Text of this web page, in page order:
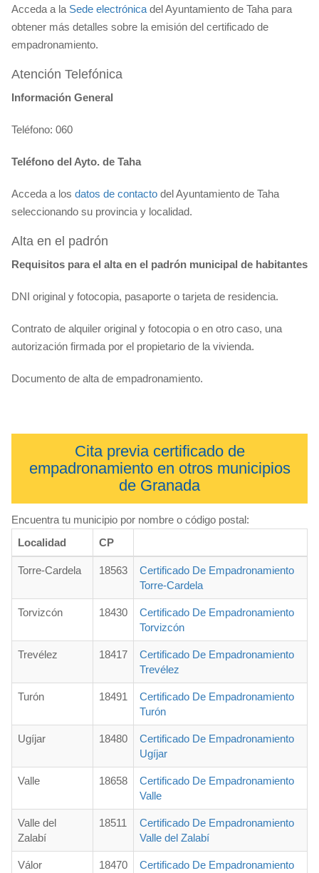
Acceda a la Sede electrónica del Ayuntamiento de Taha para
obtener más detalles sobre la emisión del certificado de
empadronamiento.
Atención Telefónica
Información General
Teléfono: 060
Teléfono del Ayto. de Taha
Acceda a los datos de contacto del Ayuntamiento de Taha
seleccionando su provincia y localidad.
Alta en el padrón
Requisitos para el alta en el padrón municipal de habitantes
DNI original y fotocopia, pasaporte o tarjeta de residencia.
Contrato de alquiler original y fotocopia o en otro caso, una
autorización firmada por el propietario de la vivienda.
Documento de alta de empadronamiento.
Cita previa certificado de
empadronamiento en otros municipios
de Granada
Encuentra tu municipio por nombre o código postal:
Localidad
CP
Torre-Cardela 18563
Certificado De Empadronamiento
Torre-Cardela
Torvizcón 18430
Certificado De Empadronamiento
Torvizcón
Trevélez 18417
Certificado De Empadronamiento
Trevélez
Turón 18491
Certificado De Empadronamiento
Turón
Ugíjar 18480
Certificado De Empadronamiento
Ugíjar
Valle 18658
Certificado De Empadronamiento
Valle
Valle del
Zalabí
18511
Certificado De Empadronamiento
Valle del Zalabí
Válor 18470
Certificado De Empadronamiento